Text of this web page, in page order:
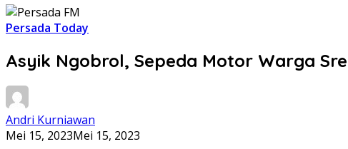
Persada Today
Asyik Ngobrol, Sepeda Motor Warga
Andri Kurniawan
Mei 15, 2023Mei 15, 2023